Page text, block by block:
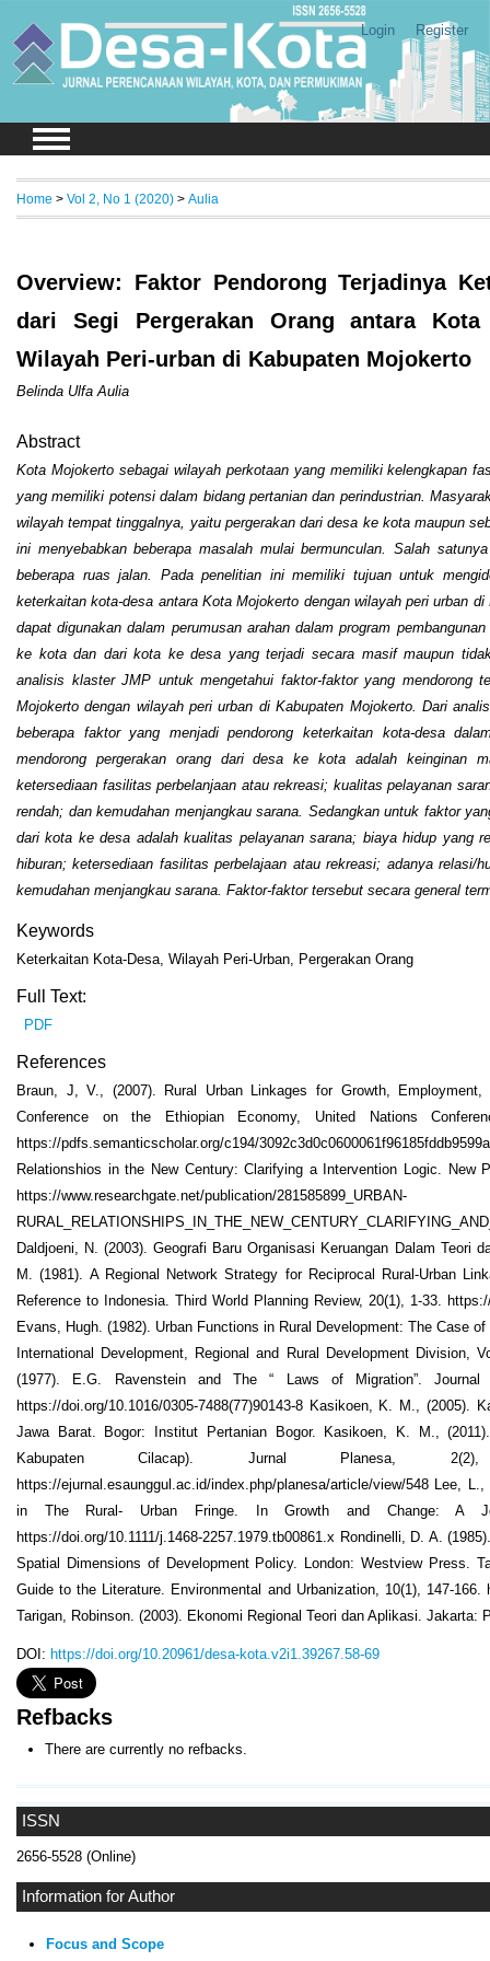
Login Register
ISSN
2656-5528 (Online)
Information for Author
Focus and Scope
Home > Vol 2, No 1 (2020) > Aulia
Overview: Faktor Pendorong Terjadinya
dari Segi Pergerakan Orang antara Kota
Wilayah Peri-urban di Kabupaten Mojokerto
Belinda Ulfa Aulia
Abstract
Kota Mojokerto sebagai wilayah perkotaan yang memiliki kelengkapan
yang memiliki potensi dalam bidang pertanian dan perindustrian.
wilayah tempat tinggalnya, yaitu pergerakan dari desa ke kota maupun
ini menyebabkan beberapa masalah mulai bermunculan. Salah
beberapa ruas jalan. Pada penelitian ini memiliki tujuan untuk
keterkaitan kota-desa antara Kota Mojokerto dengan wilayah peri urban
dapat digunakan dalam perumusan arahan dalam program
ke kota dan dari kota ke desa yang terjadi secara masif maupun
analisis klaster JMP untuk mengetahui faktor-faktor yang mendorong
Mojokerto dengan wilayah peri urban di Kabupaten Mojokerto. Dari
beberapa faktor yang menjadi pendorong keterkaitan kota-desa
mendorong pergerakan orang dari desa ke kota adalah keinginan
ketersediaan fasilitas perbelanjaan atau rekreasi; kualitas pelayanan
rendah; dan kemudahan menjangkau sarana. Sedangkan untuk faktor
dari kota ke desa adalah kualitas pelayanan sarana; biaya hidup yang
hiburan; ketersediaan fasilitas perbelajaan atau rekreasi; adanya relasi/
kemudahan menjangkau sarana. Faktor-faktor tersebut secara general
Keywords
Keterkaitan Kota-Desa, Wilayah Peri-Urban, Pergerakan Orang
Full Text:
PDF
References
Braun, J, V., (2007). Rural Urban Linkages for Growth,
Conference on the Ethiopian Economy, United Nations
https://pdfs.semanticscholar.org/c194/
Relationshios in the New Century: Clarifying a Intervention Logic. New
https://www.researchgate.net/publication/281585899_URBAN-
Daldjoeni, N. (2003). Geografi Baru Organisasi Keruangan Dalam Teori
M. (1981). A Regional Network Strategy for Reciprocal Rural-Urban
Reference to Indonesia. Third World Planning Review, 20(1), 1-33.
Evans, Hugh. (1982). Urban Functions in Rural Development: The Case
International Development, Regional and Rural Development
(1977). E.G. Ravenstein and The “ Laws of Migration”.
https://doi.org/10.1016/0305-7488(77)90143-8 Kasikoen, K. M., (2005).
Jawa Barat. Bogor: Institut Pertanian Bogor. Kasikoen, K. M.,
Kabupaten Cilacap). Jurnal Planesa,
https://ejurnal.esaunggul.ac.id/index.php/planesa/article/view/548 Lee,
in The Rural- Urban Fringe. In Growth and Change: A
https://doi.org/10.1111/j.1468-2257.1979.tb00861.x Rondinelli, D. A.
Spatial Dimensions of Development Policy. London: Westview Press.
Guide to the Literature. Environmental and Urbanization, 10(1), 147-166.
Tarigan, Robinson. (2003). Ekonomi Regional Teori dan Aplikasi. Jakarta:
DOI: https://doi.org/10.20961/desa-kota.v2i1.39267.58-69
Refbacks
There are currently no refbacks.